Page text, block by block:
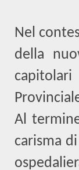
Nel
della
Al
carisma